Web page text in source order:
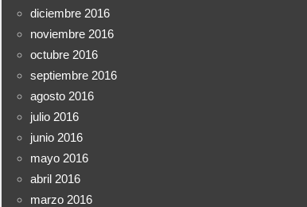
diciembre 2016
noviembre 2016
octubre 2016
septiembre 2016
agosto 2016
julio 2016
junio 2016
mayo 2016
abril 2016
marzo 2016